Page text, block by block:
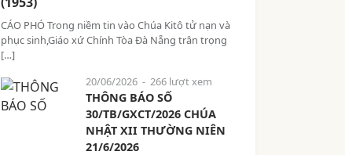
CÁO PHÓ Trong niềm tin vào Chúa Kitô tử nạn và
phục sinh,Giáo xứ Chính Tòa Đà Nẵng trân trọng
[…]
20/06/2026- 266 lượt xem
THÔNG BÁO SỐ
30/TB/GXCT/2026 CHÚA
NHẬT XII THƯỜNG NIÊN
21/6/2026